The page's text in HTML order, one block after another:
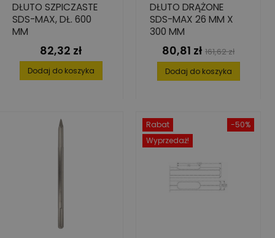
DŁUTO SZPICZASTE
SDS-MAX, DŁ. 600
MM
Cena
82,32 zł
Dodaj do koszyka
DŁUTO DRĄŻONE
SDS-MAX 26 MM X
300 MM
Cena
80,81 zł Cena
podstawowa
161,62 zł
Dodaj do koszyka
-50%
Rabat
Wyprzedaż!